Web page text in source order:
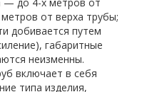
от верха трубы;
добивается путем
габаритные
неизменны.
включает в себя
типа изделия,